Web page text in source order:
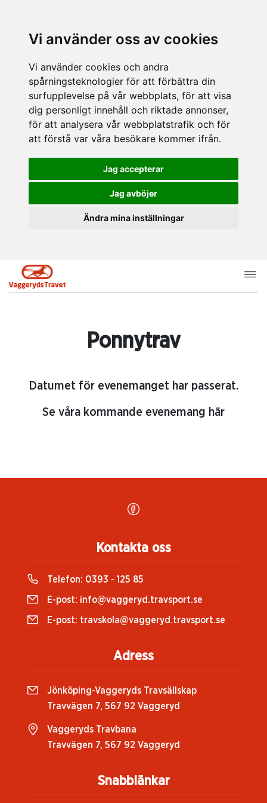
Vi använder oss av cookies
Vi använder cookies och andra
spårningsteknologier för att förbättra din
surfupplevelse på vår webbplats, för att visa
dig personligt innehåll och riktade annonser,
för att analysera vår webbplatstrafik och för
att förstå var våra besökare kommer ifrån.
Jag accepterar
Jag avböjer
Ändra mina inställningar
Ponnytrav
Datumet för evenemanget har passerat.
Se våra kommande evenemang här
Snabblänkar
Kontakta oss
Telefon: 0393 - 125 85
E-post: info@vaggeryd.travsport.se
E-post: travskola@vaggeryd.travsport.se
Adress
Jönköping-Vaggeryds Travsällskap
Travvägen 7, 567 92 Vaggeryd
Vaggeryds Travbana
Travvägen 7, 567 92 Vaggeryd